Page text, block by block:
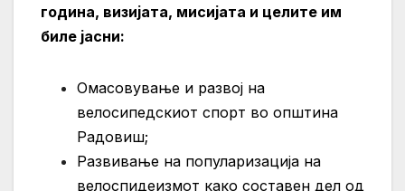
година, визијата, мисијата и целите им
биле јасни:
Oмасовување и развој на
велосипедскиот спорт во општина
Радовиш;
Развивање на популаризација на
велоспидеизмот како составен дел од